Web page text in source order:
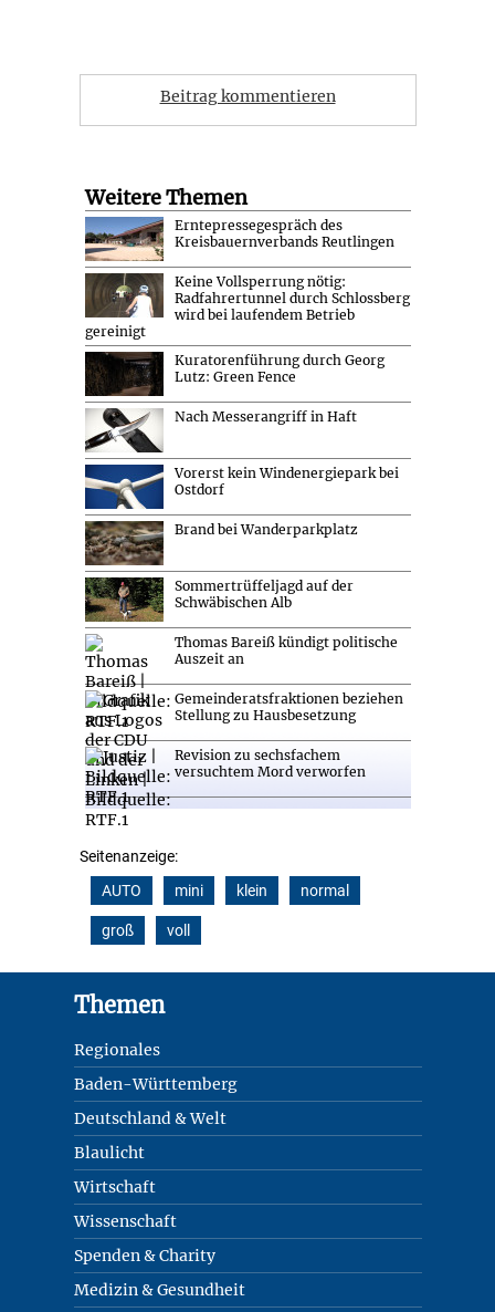
Beitrag kommentieren
Weitere Themen
Erntepressegespräch des
Kreisbauernverbands Reutlingen
Keine Vollsperrung nötig:
Radfahrertunnel durch Schlossberg
wird bei laufendem Betrieb
gereinigt
Kuratorenführung durch Georg
Lutz: Green Fence
Nach Messerangriff in Haft
Vorerst kein Windenergiepark bei
Ostdorf
Brand bei Wanderparkplatz
Sommertrüffeljagd auf der
Schwäbischen Alb
Thomas Bareiß kündigt politische
Auszeit an
Gemeinderatsfraktionen beziehen
Stellung zu Hausbesetzung
Revision zu sechsfachem
versuchtem Mord verworfen
Seitenanzeige:
AUTO
mini klein normal
groß voll
Themen
Regionales
Baden-Württemberg
Deutschland & Welt
Blaulicht
Wirtschaft
Wissenschaft
Spenden & Charity
Medizin & Gesundheit